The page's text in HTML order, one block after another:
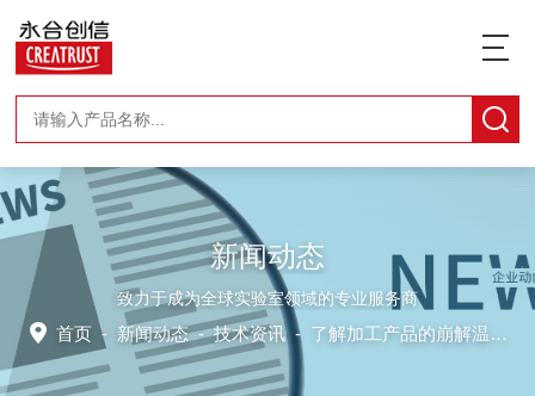
新闻动态
致力于成为全球实验室领域的专业服务商
首页 - 新闻动态-技术资讯 - 了解加工产品的崩解温度才能更好地使用冻干机